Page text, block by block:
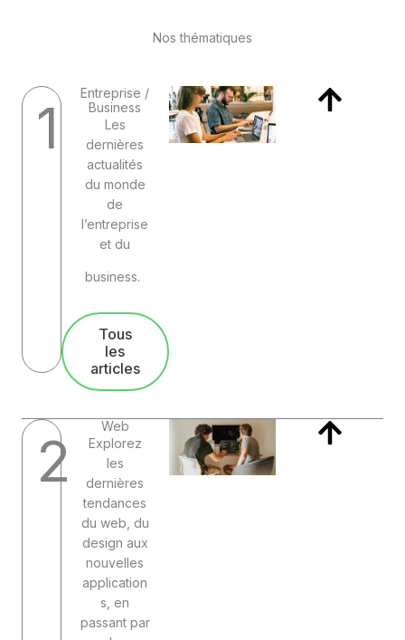
Nos thématiques
1
Entreprise /
Business
Les
dernières
actualités
du monde
de
l’entreprise
et du
business.
Tous
les
articles
2
Web
Explorez
les
dernières
tendances
du web, du
design aux
nouvelles
application
s, en
passant par